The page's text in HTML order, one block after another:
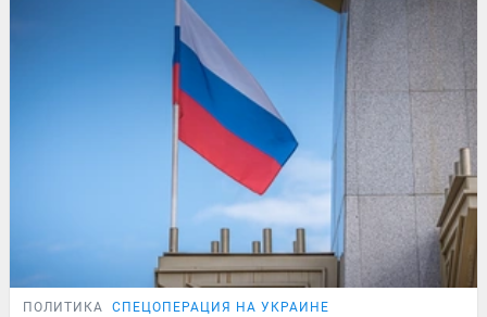
ПОЛИТИКА СПЕЦОПЕРАЦИЯ НА УКРАИНЕ